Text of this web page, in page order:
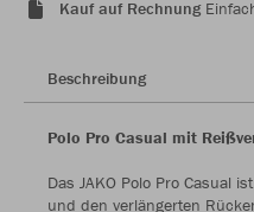
Kauf auf Rechnung
Beschreibung
Polo Pro Casual mit
Das JAKO Polo Pro Casual
und den verlängerten